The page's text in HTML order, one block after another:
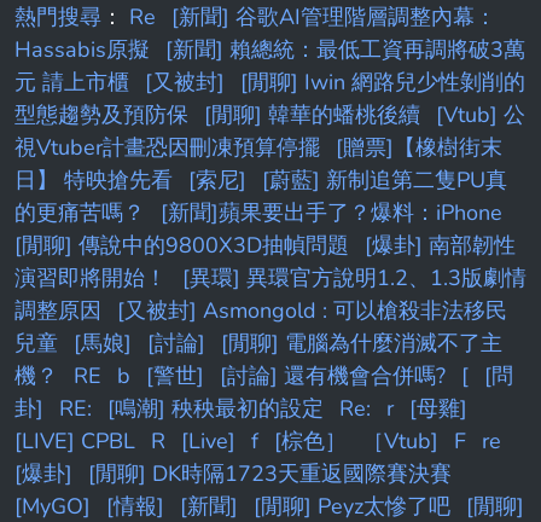
熱門搜尋 ： Re
[新聞] 谷歌AI管理階層調整內幕：
Hassabis原擬
[新聞] 賴總統：最低工資再調將破3萬
元 請上市櫃
[又被封]
[閒聊] Iwin 網路兒少性剝削的
型態趨勢及預防保
[閒聊] 韓華的蟠桃後續
[Vtub] 公
視Vtuber計畫恐因刪凍預算停擺
[贈票]【橡樹街末
日】 特映搶先看
[索尼]
[蔚藍] 新制追第二隻PU真
的更痛苦嗎？
[新聞]蘋果要出手了？爆料：iPhone
[閒聊] 傳說中的9800X3D抽幀問題
[爆卦] 南部韌性
演習即將開始！
[異環] 異環官方說明1.2、1.3版劇情
調整原因
[又被封] Asmongold : 可以槍殺非法移民
兒童
[馬娘] [討論]
[閒聊] 電腦為什麼消滅不了主
機？
RE b [警世] [討論] 還有機會合併嗎? [
[問
卦]
RE: [鳴潮] 秧秧最初的設定 Re: r
[母雞]
[LIVE] CPBL R [Live] f [棕色］ ［Vtub] F re
[爆卦]
[閒聊] DK時隔1723天重返國際賽決賽
[MyGO]
[情報] [新聞] [閒聊] Peyz太慘了吧
[閒聊]